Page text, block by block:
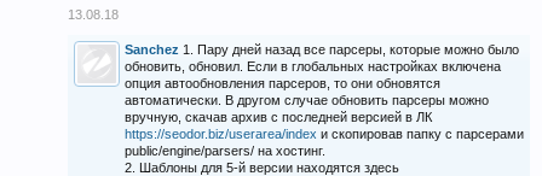
13.08.18
Sanchez 1. Пару дней назад все парсеры, которые можно было
обновить, обновил. Если в глобальных настройках включена
опция автообновления парсеров, то они обновятся
автоматически. В другом случае обновить парсеры можно
вручную, скачав архив с последней версией в ЛК
https://seodor.biz/userarea/index и скопировав папку с парсерами
public/engine/parsers/ на хостинг.
2. Шаблоны для 5-й версии находятся здесь